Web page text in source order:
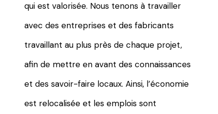
qui est valorisée. Nous tenons à travailler
avec des entreprises et des fabricants
travaillant au plus près de chaque projet,
afin de mettre en avant des connaissances
et des savoir-faire locaux. Ainsi, l’économie
est relocalisée et les emplois sont